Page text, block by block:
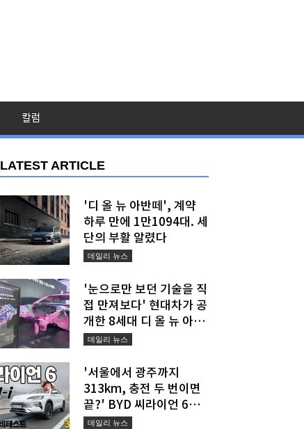
칼럼
LATEST ARTICLE
데일리 뉴스
'디 올 뉴 아반떼', 계약
하루 만에 1만1094대. 세
단의 부활 알렸다
데일리 뉴스
'눈으로만 보던 기술을 직
접 만져보다' 현대차가 공
개한 8세대 디 올 뉴 아반
떼의 진짜 경쟁력
데일리 뉴스
'서울에서 광주까지
313km, 충전 두 번이면
끝?' BYD 씨라이언 6
DM-i의 새로운 장거리 공